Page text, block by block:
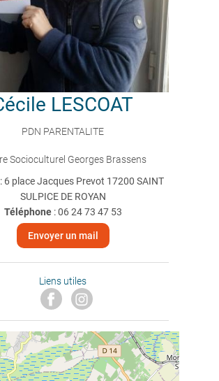
LESCOAT
PDN PARENTALITE
Socioculturel Georges Brassens
: 6 place Jacques Prevot 17200 SAINT
SULPICE DE ROYAN
Téléphone:06 24 73 47 53
Envoyer un mail
Liens utiles